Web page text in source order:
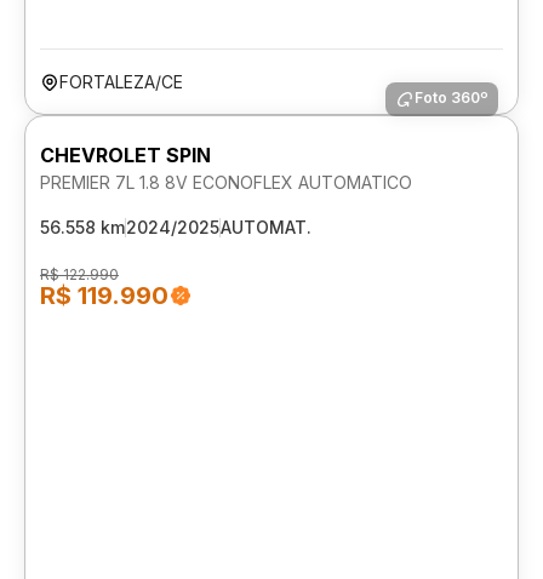
FORTALEZA/CE
Foto 360º
CHEVROLET SPIN
PREMIER 7L 1.8 8V ECONOFLEX AUTOMATICO
56.558 km2024/2025AUTOMAT.
R$ 122.990
R$ 119.990